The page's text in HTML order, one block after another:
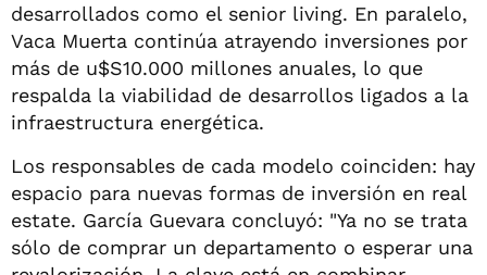
desarrollados como el senior living. En paralelo,
Vaca Muerta continúa atrayendo inversiones por
más de u$S10.000 millones anuales, lo que
respalda la viabilidad de desarrollos ligados a la
infraestructura energética.
Los responsables de cada modelo coinciden: hay
espacio para nuevas formas de inversión en real
estate. García Guevara concluyó: "Ya no se trata
sólo de comprar un departamento o esperar una